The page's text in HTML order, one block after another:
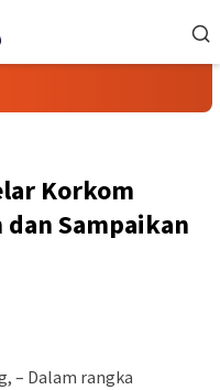
Korkom
dan Sampaikan
– Dalam rangka